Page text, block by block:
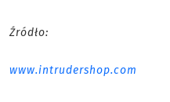
Źródło:
www.intrudershop.com